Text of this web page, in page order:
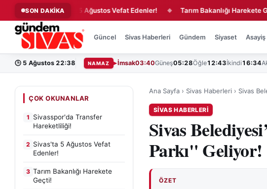
SON DAKİKA
Sivas'ta 5 Ağustos Vefat Edenler! ◆ Tarım Bakanlığı Harekete Geçti!
Güncel Sivas Haberleri Gündem Siyaset Asayiş
🕒 5 Ağustos 22:38 NAMAZ İmsak03:40Güneş05:28Öğle12:43İkindi 16:34
ÇOK OKUNANLAR
1 Sivasspor'da Transfer
Hareketliliği!
2 Sivas'ta 5 Ağustos Vefat
Edenler!
3 Tarım Bakanlığı Harekete
Geçti!
Ana Sayfa › Sivas Haberleri › Sivas
SIVAS HABERLERI
Sivas
Parkı" Geliyor!
ÖZET